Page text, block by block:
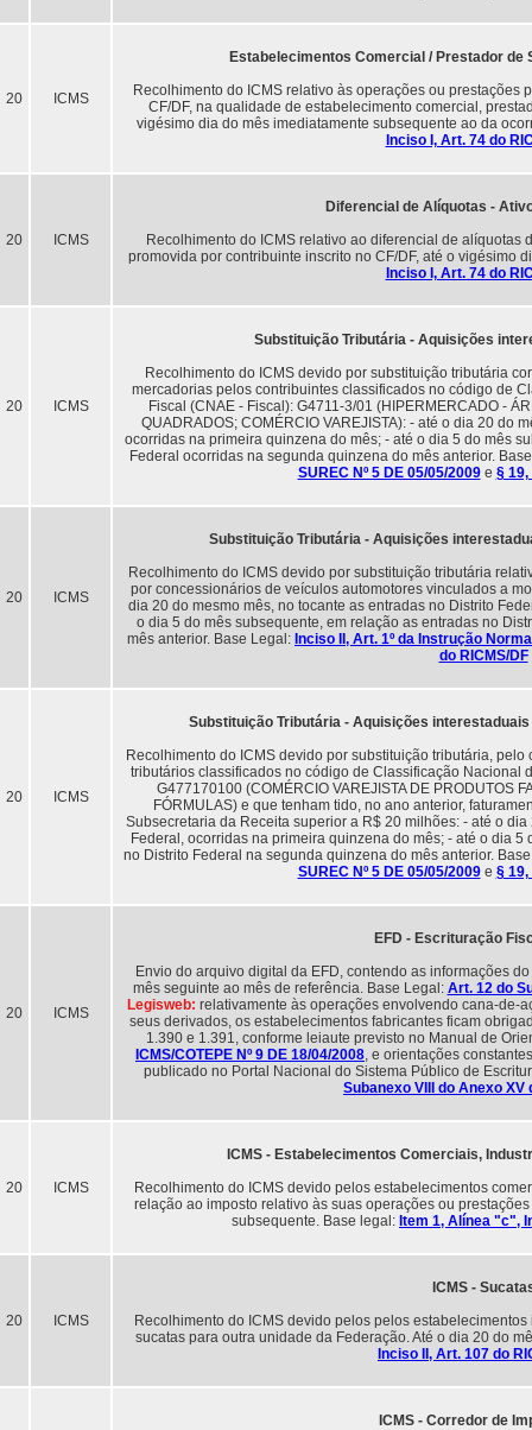
20 ICMS
Estabelecimentos Comercial / Prestador de
Recolhimento do ICMS relativo às operações ou prestações
CF/DF, na qualidade de estabelecimento comercial,
vigésimo dia do mês imediatamente subsequente ao da
Inciso I, Art. 74 do
20 ICMS
Diferencial de Alíquotas -
Recolhimento do ICMS relativo ao diferencial de alíquotas
promovida por contribuinte inscrito no CF/DF, até o vigésimo
Inciso I, Art. 74 do
20 ICMS
Substituição Tributária - Aquisições
Recolhimento do ICMS devido por substituição tributária
mercadorias pelos contribuintes classificados no código de
Fiscal (CNAE - Fiscal): G4711-3/01 (HIPERMERCADO -
QUADRADOS; COMÉRCIO VAREJISTA): - até o dia 20 do
ocorridas na primeira quinzena do mês; - até o dia 5 do mês
Federal ocorridas na segunda quinzena do mês anterior.
SUREC Nº 5 DE 05/05/2009e § 19,
20 ICMS
Substituição Tributária - Aquisições
Recolhimento do ICMS devido por substituição tributária
por concessionários de veículos automotores vinculados a
dia 20 do mesmo mês, no tocante as entradas no Distrito
o dia 5 do mês subsequente, em relação as entradas no
mês anterior. Base Legal: Inciso II, Art. 1º da Instrução
do RICMS/DF
20 ICMS
Substituição Tributária - Aquisições
Recolhimento do ICMS devido por substituição tributária,
tributários classificados no código de Classificação Nacional
G477170100 (COMÉRCIO VAREJISTA DE PRODUTOS
FÓRMULAS) e que tenham tido, no ano anterior,
Subsecretaria da Receita superior a R$ 20 milhões: - até o
Federal, ocorridas na primeira quinzena do mês; - até o dia
no Distrito Federal na segunda quinzena do mês anterior.
SUREC Nº 5 DE 05/05/2009e § 19,
20 ICMS
EFD - Escrituração
Envio do arquivo digital da EFD, contendo as informações
mês seguinte ao mês de referência. Base Legal: Art. 12 do
Legisweb: relativamente às operações envolvendo cana-de-
seus derivados, os estabelecimentos fabricantes ficam
1.390 e 1.391, conforme leiaute previsto no Manual de
ICMS/COTEPE Nº 9 DE 18/04/2008, e orientações
publicado no Portal Nacional do Sistema Público de
Subanexo VIII do Anexo XV
20 ICMS
ICMS - Estabelecimentos Comerciais,
Recolhimento do ICMS devido pelos estabelecimentos
relação ao imposto relativo às suas operações ou
subsequente. Base legal: Item 1, Alínea "c",
20 ICMS
ICMS -
Recolhimento do ICMS devido pelos pelos
sucatas para outra unidade da Federação. Até o dia 20 do
Inciso II, Art. 107 do
ICMS - Corredor de